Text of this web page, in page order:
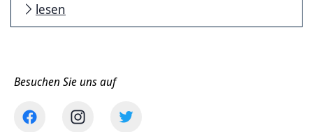
lesen
Besuchen Sie uns auf